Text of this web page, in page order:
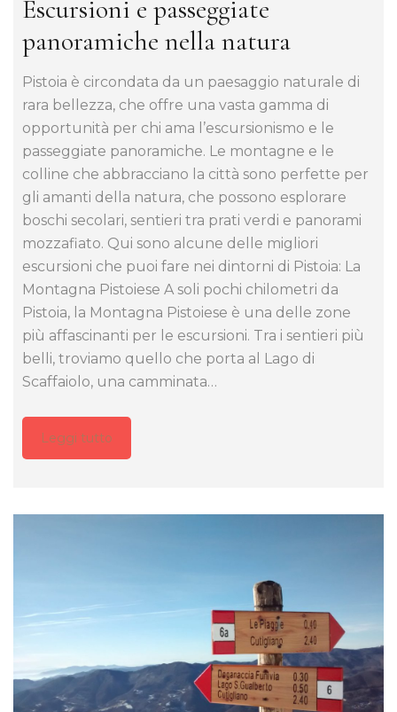
Escursioni e passeggiate
panoramiche nella natura
Pistoia è circondata da un paesaggio naturale di
rara bellezza, che offre una vasta gamma di
opportunità per chi ama l’escursionismo e le
passeggiate panoramiche. Le montagne e le
colline che abbracciano la città sono perfette per
gli amanti della natura, che possono esplorare
boschi secolari, sentieri tra prati verdi e panorami
mozzafiato. Qui sono alcune delle migliori
escursioni che puoi fare nei dintorni di Pistoia: La
Montagna Pistoiese A soli pochi chilometri da
Pistoia, la Montagna Pistoiese è una delle zone
più affascinanti per le escursioni. Tra i sentieri più
belli, troviamo quello che porta al Lago di
Scaffaiolo, una camminata…
Leggi tutto